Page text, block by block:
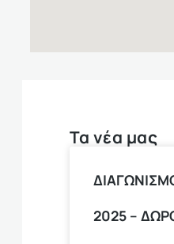
Τα νέα μας
2025 –